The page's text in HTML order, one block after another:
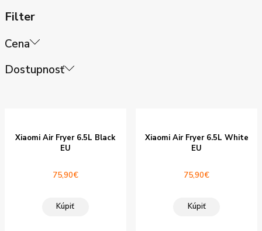
Filter
Cena
Price
Dostupnosť
Xiaomi Air Fryer 6.5L Black
EU
75,90€
Kúpiť
Xiaomi Air Fryer 6.5L White
EU
75,90€
Kúpiť